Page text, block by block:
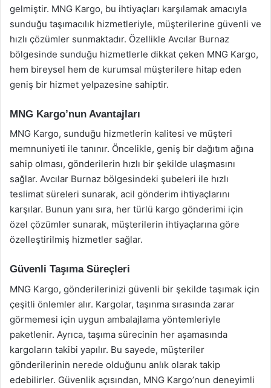
gelmiştir. MNG Kargo, bu ihtiyaçları karşılamak amacıyla
sunduğu taşımacılık hizmetleriyle, müşterilerine güvenli ve
hızlı çözümler sunmaktadır. Özellikle Avcılar Burnaz
bölgesinde sunduğu hizmetlerle dikkat çeken MNG Kargo,
hem bireysel hem de kurumsal müşterilere hitap eden
geniş bir hizmet yelpazesine sahiptir.
MNG Kargo’nun Avantajları
MNG Kargo, sunduğu hizmetlerin kalitesi ve müşteri
memnuniyeti ile tanınır. Öncelikle, geniş bir dağıtım ağına
sahip olması, gönderilerin hızlı bir şekilde ulaşmasını
sağlar. Avcılar Burnaz bölgesindeki şubeleri ile hızlı
teslimat süreleri sunarak, acil gönderim ihtiyaçlarını
karşılar. Bunun yanı sıra, her türlü kargo gönderimi için
özel çözümler sunarak, müşterilerin ihtiyaçlarına göre
özelleştirilmiş hizmetler sağlar.
Güvenli Taşıma Süreçleri
MNG Kargo, gönderilerinizi güvenli bir şekilde taşımak için
çeşitli önlemler alır. Kargolar, taşınma sırasında zarar
görmemesi için uygun ambalajlama yöntemleriyle
paketlenir. Ayrıca, taşıma sürecinin her aşamasında
kargoların takibi yapılır. Bu sayede, müşteriler
gönderilerinin nerede olduğunu anlık olarak takip
edebilirler. Güvenlik açısından, MNG Kargo’nun deneyimli